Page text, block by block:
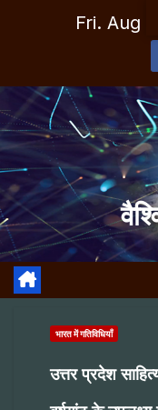
Fri. Aug
भारत में गतिविधियाँ
उत्तर प्रदेश